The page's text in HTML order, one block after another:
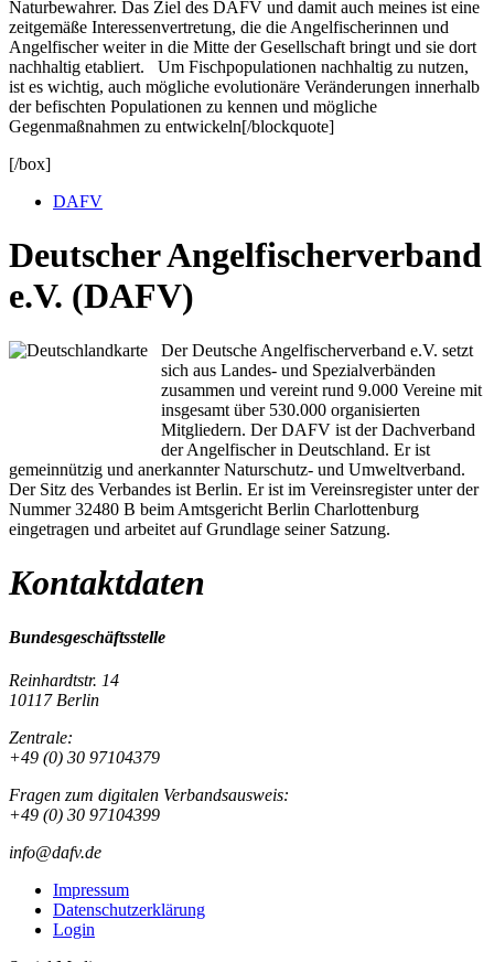
Naturbewahrer. Das Ziel des DAFV und damit auch meines ist eine
zeitgemäße Interessenvertretung, die die Angelfischerinnen und
Angelfischer weiter in die Mitte der Gesellschaft bringt und sie dort
nachhaltig etabliert. Um Fischpopulationen nachhaltig zu nutzen,
ist es wichtig, auch mögliche evolutionäre Veränderungen innerhalb
der befischten Populationen zu kennen und mögliche
Gegenmaßnahmen zu entwickeln[/blockquote]
[/box]
DAFV
Deutscher Angelfischerverband
e.V. (DAFV)
Der Deutsche Angelfischerverband e.V. setzt
sich aus Landes- und Spezialverbänden
zusammen und vereint rund 9.000 Vereine mit
insgesamt über 530.000 organisierten
Mitgliedern. Der DAFV ist der Dachverband
der Angelfischer in Deutschland. Er ist
gemeinnützig und anerkannter Naturschutz- und Umweltverband.
Der Sitz des Verbandes ist Berlin. Er ist im Vereinsregister unter der
Nummer 32480 B beim Amtsgericht Berlin Charlottenburg
eingetragen und arbeitet auf Grundlage seiner Satzung.
Kontaktdaten
Bundesgeschäftsstelle
Reinhardtstr. 14
10117 Berlin
Zentrale:
+49 (0) 30 97104379
Fragen zum digitalen Verbandsausweis:
+49 (0) 30 97104399
info@dafv.de
Impressum
Datenschutzerklärung
Login